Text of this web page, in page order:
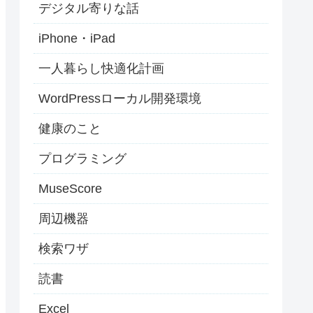
デジタル寄りな話
iPhone・iPad
一人暮らし快適化計画
WordPressローカル開発環境
健康のこと
プログラミング
MuseScore
周辺機器
検索ワザ
読書
Excel